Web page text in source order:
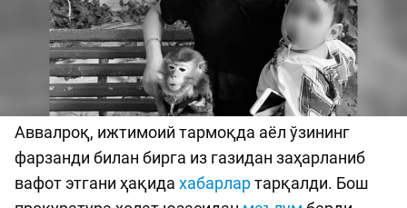
Аввалроқ, ижтимоий тармоқда аёл ўзининг
фарзанди билан бирга из газидан заҳарланиб
вафот этгани ҳақида хабарлартарқалди. Бош